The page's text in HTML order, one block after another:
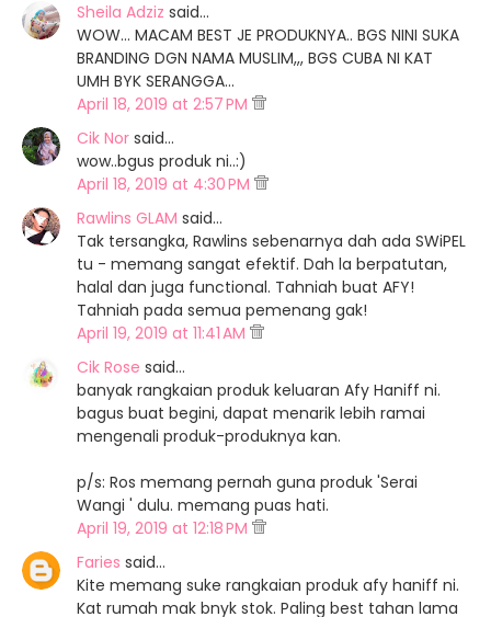
Sheila Adziz said…
WOW... MACAM BEST JE PRODUKNYA.. BGS NINI SUKA
BRANDING DGN NAMA MUSLIM,,, BGS CUBA NI KAT
UMH BYK SERANGGA...
April 18, 2019 at 2:57 PM
Cik Nor said…
wow..bgus produk ni..:)
April 18, 2019 at 4:30 PM
Rawlins GLAM said…
Tak tersangka, Rawlins sebenarnya dah ada SWiPEL
tu - memang sangat efektif. Dah la berpatutan,
halal dan juga functional. Tahniah buat AFY!
Tahniah pada semua pemenang gak!
April 19, 2019 at 11:41 AM
Cik Rose said…
banyak rangkaian produk keluaran Afy Haniff ni.
bagus buat begini, dapat menarik lebih ramai
mengenali produk-produknya kan.
p/s: Ros memang pernah guna produk 'Serai
Wangi ' dulu. memang puas hati.
April 19, 2019 at 12:18 PM
Faries said…
Kite memang suke rangkaian produk afy haniff ni.
Kat rumah mak bnyk stok. Paling best tahan lama